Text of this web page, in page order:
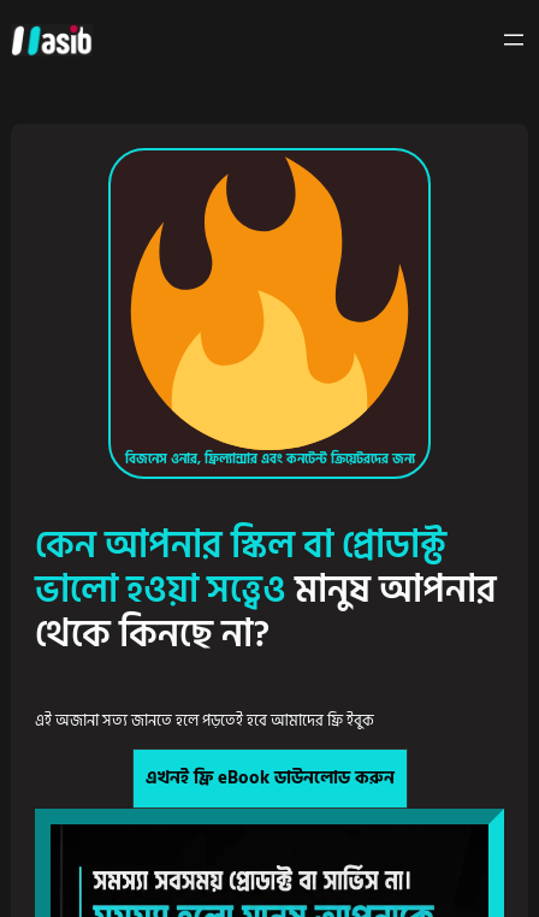
বিজনেস ওনার, ফ্রিল্যান্সার এবং কনটেন্ট ক্রিয়েটরদের জন্য
কেন আপনার স্কিল বা প্রোডাক্ট
ভালো হওয়া সত্ত্বেওমানুষ আপনার
থেকে কিনছে না?
এই অজানা সত্য জানতে হলে পড়তেই হবে আমাদের ফ্রি ইবুক
এখনই ফ্রি eBook ডাউনলোড করুন